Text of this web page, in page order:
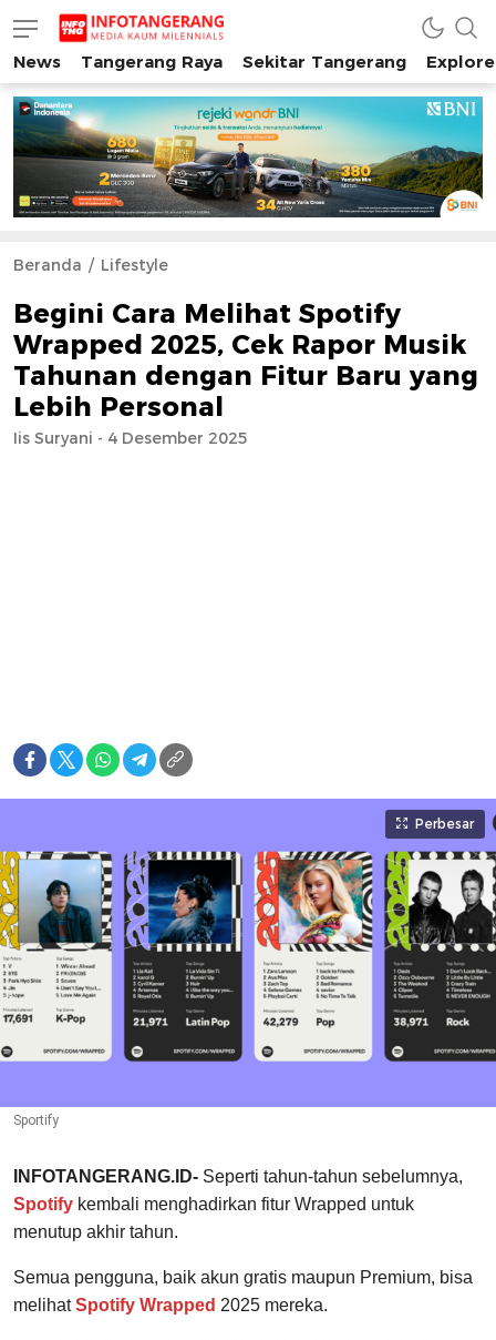
INFO TANGERANG
Media Kaum Millenials Tangerang Raya
News Tangerang Raya Sekitar Tangerang
Beranda Lifestyle
Begini Cara Melihat Spotify
Wrapped 2025, Cek Rapor Musik
Tahunan dengan Fitur Baru yang
Lebih Personal
Iis Suryani - 4 Desember 2025
Perbesar
Sportify
INFOTANGERANG.ID- Seperti tahun-tahun sebelumnya,
Spotify kembali menghadirkan fitur Wrapped untuk
menutup akhir tahun.
Semua pengguna, baik akun gratis maupun Premium, bisa
melihatSpotify Wrapped 2025 mereka.